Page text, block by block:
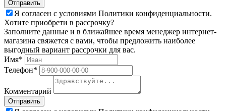
Я согласен с условиями Политики конфиденциальности.
Хотите приобрети в рассрочку?
Заполните данные и в ближайшее время менеджер интернет-
магазина свяжется с вами, чтобы предложить наиболее
выгодный вариант рассрочки для вас.
Имя*
Телефон*
Комментарий